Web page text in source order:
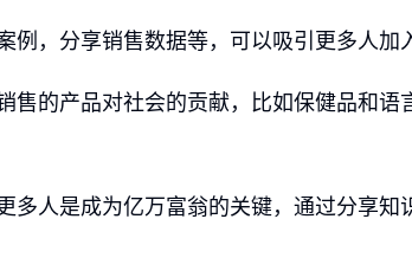
例，分享销售数据等，可以吸引更多人加
售的产品对社会的贡献，比如保健品和语
多人是成为亿万富翁的关键，通过分享知